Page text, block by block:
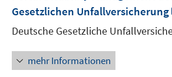
Gesetzlichen Unfallversicherung
Deutsche Gesetzliche
mehr Informationen